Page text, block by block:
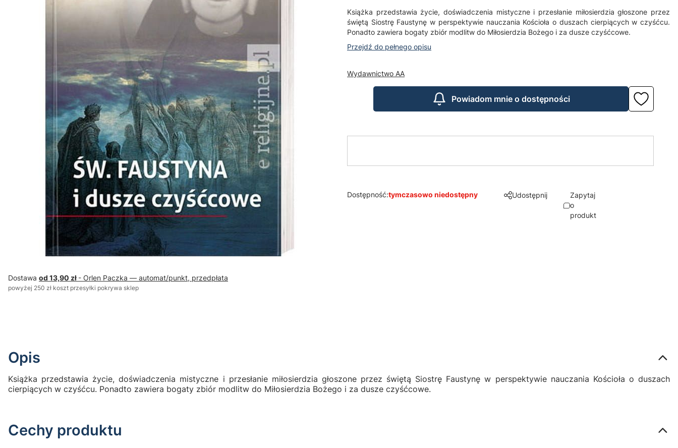
Dostawa od 13,90 zł - Orlen Paczka — automat/punkt, przedpłata
powyżej 250 zł koszt przesyłki pokrywa sklep
Książka przedstawia życie, doświadczenia mistyczne i przesłanie miłosierdzia głoszone przez
świętą Siostrę Faustynę w perspektywie nauczania Kościoła o duszach cierpiących w czyśćcu.
Ponadto zawiera bogaty zbiór modlitw do Miłosierdzia Bożego i za dusze czyśćcowe.
Przejdź do pełnego opisu
Wydawnictwo AA
Powiadom mnie o dostępności
Dostępność:tymczasowo niedostępny Udostępnij
Zapytaj
o
produkt
Opis
Książka przedstawia życie, doświadczenia mistyczne i przesłanie miłosierdzia głoszone przez świętą Siostrę Faustynę w perspektywie nauczania Kościoła o duszach
cierpiących w czyśćcu. Ponadto zawiera bogaty zbiór modlitw do Miłosierdzia Bożego i za dusze czyśćcowe.
Cechy produktu